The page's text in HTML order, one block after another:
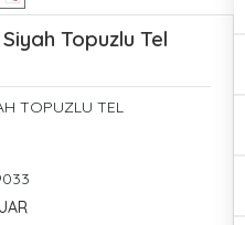
Topuzlu Tel
TOPUZLU TEL